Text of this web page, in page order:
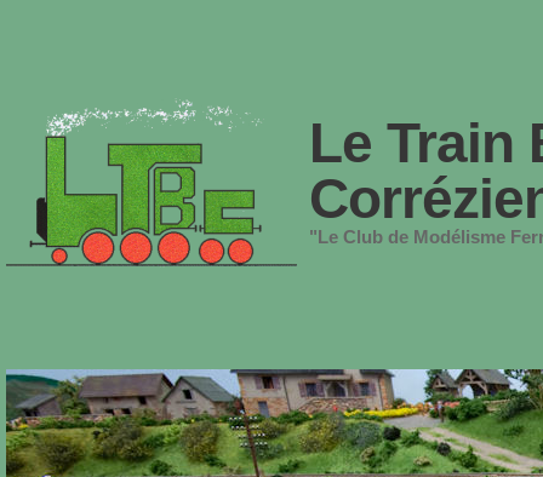
Le Train
"Le Club de Modélisme